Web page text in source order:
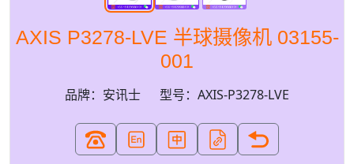
AXIS P3278-LVE 半球摄像机 03155-
001
品牌：安讯士 型号：AXIS-P3278-LVE